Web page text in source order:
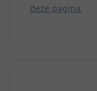
deze pagina.